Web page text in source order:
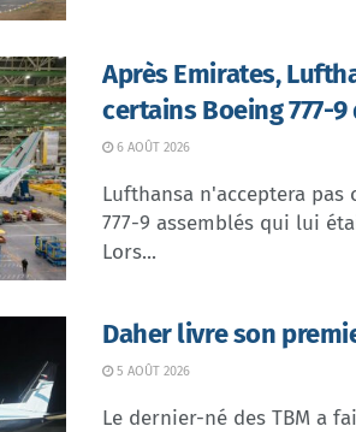
Après Emirates,
certains Boeing 777-
6 AOÛT 2026
Lufthansa n'acceptera
777-9 assemblés qui lui
Lors...
Daher livre son
5 AOÛT 2026
Le dernier-né des TBM a